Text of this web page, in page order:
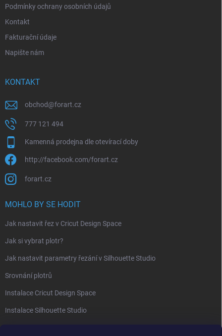
Podmínky ochrany osobních údajů
Kontakt
Fakturační údaje
Napište nám
KONTAKT
obchod@forart.cz
777 121 494
Kamenná prodejna dle otevírací doby
http://facebook.com/forart.cz
forart.cz
MOHLO BY SE HODIT
Jak nastavit řez v Cricut Design Space
Jak si vybrat plotr?
Jak nastavit parametry řezání v Silhouette Studio
Srovnání plotrů
Instalace Cricut Design Space
Instalace Silhouette Studio